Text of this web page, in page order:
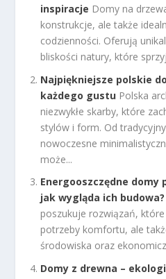
inspiracje Domy na
konstrukcje, ale także
codzienności. Oferują
bliskości natury, które
Najpiękniejsze polskie
każdego gustu Polska
niezwykłe skarby, które
stylów i form. Od
nowoczesne
może...
Energooszczędne domy
jak wygląda ich budowa?
poszukuje rozwiązań,
potrzeby komfortu, ale
środowiska oraz
Domy z drewna –